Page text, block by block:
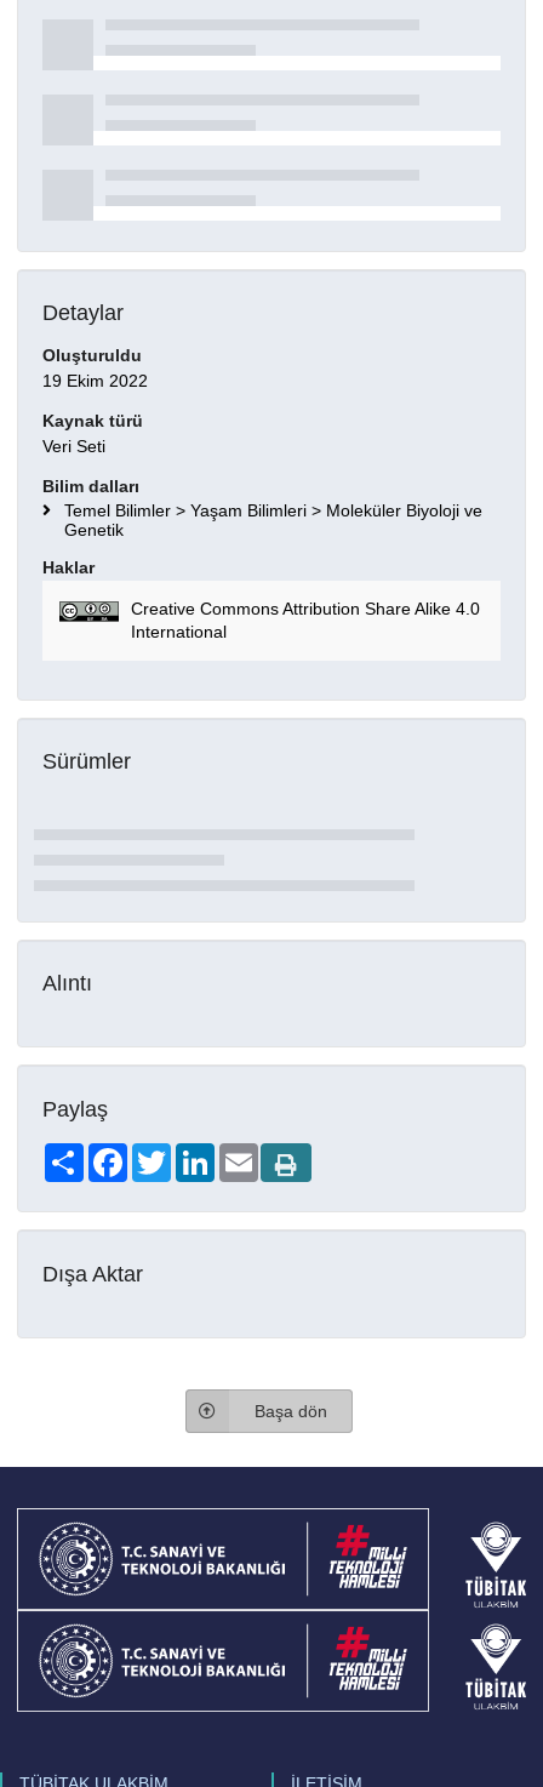
Detaylar
Oluşturuldu
19 Ekim 2022
Kaynak türü
Veri Seti
Bilim dalları
Temel Bilimler > Yaşam Bilimleri > Moleküler Biyoloji ve
Genetik
Haklar
Creative Commons Attribution Share Alike 4.0
International
Sürümler
Alıntı
Paylaş
Share FacebookTwitterLinkedIn
Email
Dışa Aktar
Başa dön